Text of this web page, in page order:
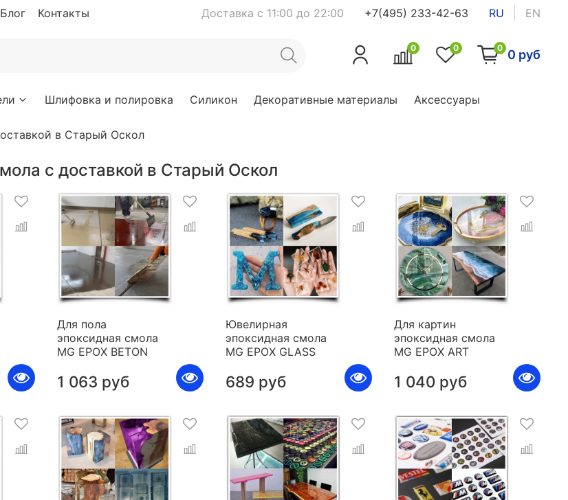
Блог Контакты Доставка с 11:00 до 22:00 +7(495) 233-42-63 RU EN
0 0 0 0 руб
Шлифовка и полировка Силикон Декоративные материалы Аксессуары
в Старый Оскол
с доставкой в Старый Оскол
Для пола
эпоксидная смола
MG EPOX BETON
1 063 руб
Ювелирная
эпоксидная смола
MG EPOX GLASS
689 руб
Для картин
эпоксидная смола
MG EPOX ART
1 040 руб